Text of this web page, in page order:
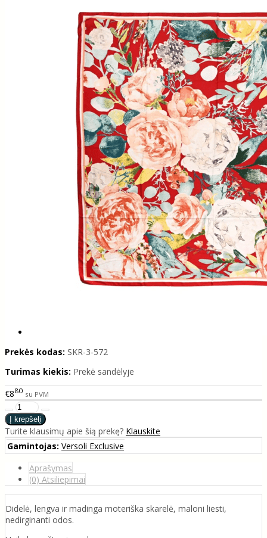
Prekės kodas: SKR-3-572
Turimas kiekis: Prekė sandėlyje
€880 su PVM
Turite klausimų apie šią prekę? Klauskite
Gamintojas: Versoli Exclusive
Aprašymas
(0) Atsiliepimai
Didelė, lengva ir madinga moteriška skarelė, maloni liesti,
nedirginanti odos.